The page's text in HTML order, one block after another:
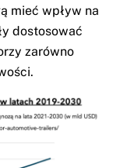
mieć wpływ na
dostosować
zarówno